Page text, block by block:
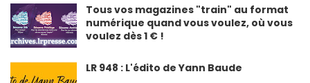
Tous vos magazines "train" au format
numérique quand vous voulez, où vous
voulez dès 1 € !
LR 948 : L'édito de Yann Baude